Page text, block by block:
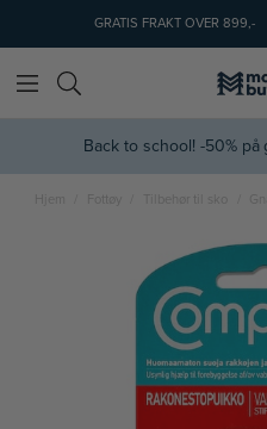
GRATIS FRAKT OVER 899,-
Back to school! -50%
Hjem Fottøy Tilbehør til sko